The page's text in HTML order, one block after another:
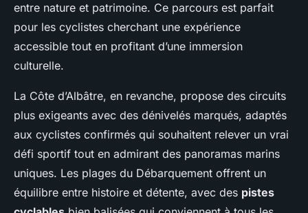
entre nature et patrimoine. Ce parcours est parfait
pour les cyclistes cherchant une expérience
accessible tout en profitant d’une immersion
culturelle.
La Côte d’Albâtre, en revanche, propose des circuits
plus exigeants avec des dénivelés marqués, adaptés
aux cyclistes confirmés qui souhaitent relever un vrai
défi sportif tout en admirant des panoramas marins
uniques. Les plages du Débarquement offrent un
équilibre entre histoire et détente, avec des pistes